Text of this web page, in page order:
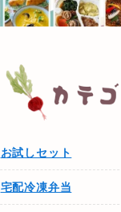
お試しセット
宅配冷凍弁当